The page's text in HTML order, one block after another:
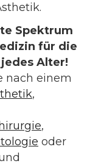
Spektrum
für die
Alter!
nach einem
,
,
oder